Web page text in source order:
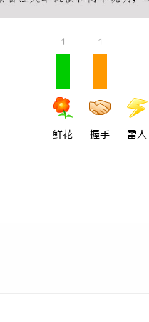
1
鲜花
1
握手 雷人